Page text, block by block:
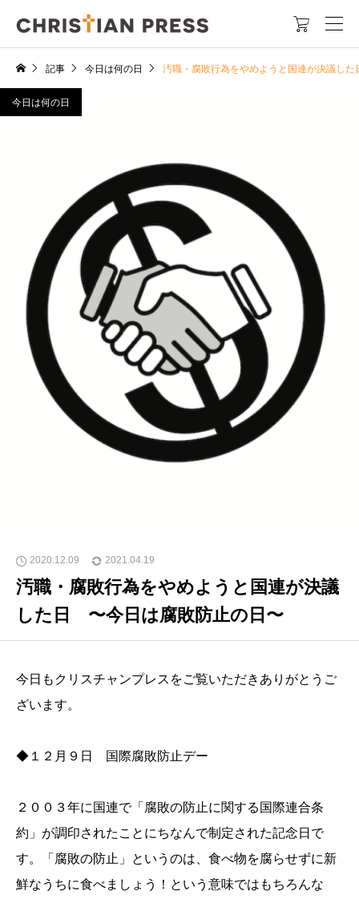

記事 今日は何の日 汚職・腐敗行為をやめようと国連が決議し
今日は何の日
2020.12.09 2021.04.19
汚職・腐敗行為をやめようと国連が決議
した日 〜今日は腐敗防止の日〜
今日もクリスチャンプレスをご覧いただきありがとうご
ざいます。
◆１２月９日 国際腐敗防止デー
２００３年に国連で「腐敗の防止に関する国際連合条
約」が調印されたことにちなんで制定された記念日で
す。「腐敗の防止」というのは、食べ物を腐らせずに新
鮮なうちに食べましょう！という意味ではもちろんな